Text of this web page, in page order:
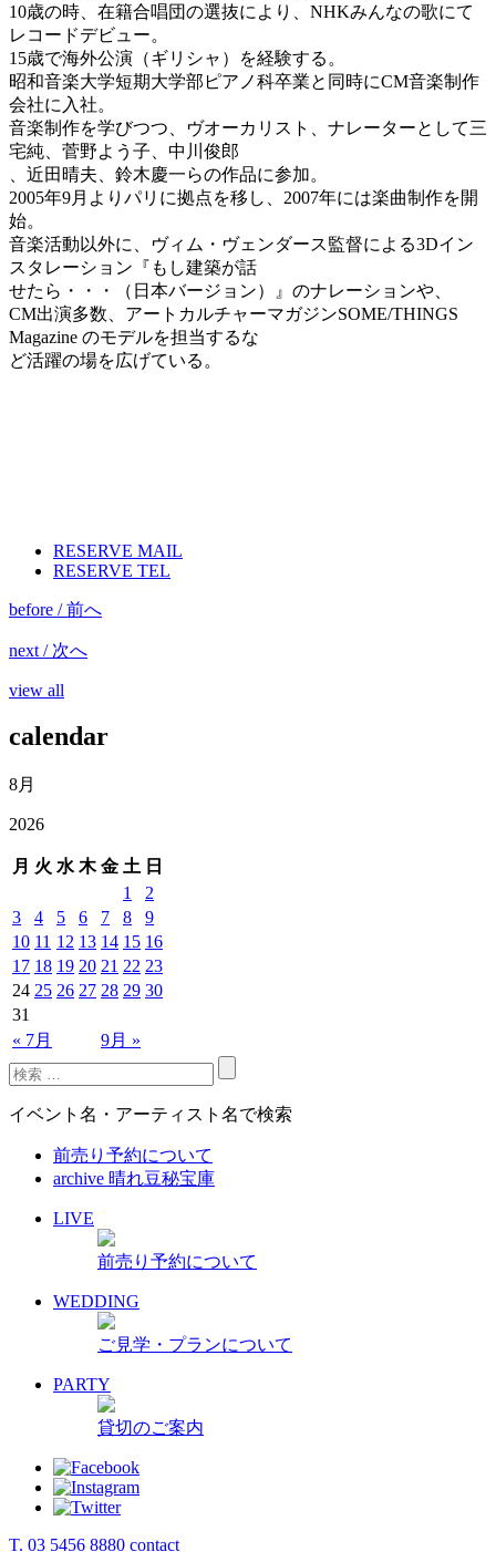
10歳の時、在籍合唱団の選抜により、NHKみんなの歌にて
レコードデビュー。
15歳で海外公演（ギリシャ）を経験する。
昭和音楽大学短期大学部ピアノ科卒業と同時にCM音楽制作
会社に入社。
音楽制作を学びつつ、ヴオーカリスト、ナレーターとして三
宅純、菅野よう子、中川俊郎
、近田晴夫、鈴木慶一らの作品に参加。
2005年9月よりパリに拠点を移し、2007年には楽曲制作を開
始。
音楽活動以外に、ヴィム・ヴェンダース監督による3Dイン
スタレーション『もし建築が話
せたら・・・（日本バージョン）』のナレーションや、
CM出演多数、アートカルチャーマガジンSOME/THINGS
Magazine のモデルを担当するな
ど活躍の場を広げている。
RESERVE MAIL
RESERVE TEL
before / 前へ
next / 次へ
view all
calendar
8月
2026
月 火 水 木 金 土 日
« 7月 9月 »
1
2
3
4 5 6 7 8
9
10 11 12 13 14 15 16
17 18 19 20 21 22 23
24 25 26 27 28 29 30
31
イベント名・アーティスト名で検索
前売り予約について
archive 晴れ豆秘宝庫
LIVE
前売り予約について
WEDDING
ご見学・プランについて
PARTY
貸切のご案内
T. 03 5456 8880 contact